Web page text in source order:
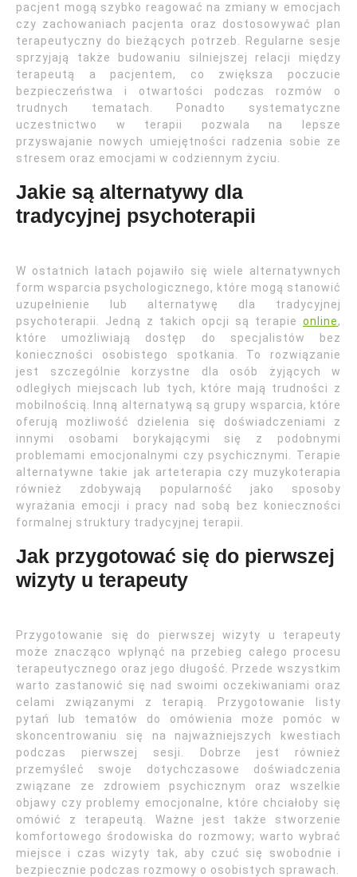
pacjent mogą szybko reagować na zmiany w emocjach
czy zachowaniach pacjenta oraz dostosowywać plan
terapeutyczny do bieżących potrzeb. Regularne sesje
sprzyjają także budowaniu silniejszej relacji między
terapeutą a pacjentem, co zwiększa poczucie
bezpieczeństwa i otwartości podczas rozmów o
trudnych tematach. Ponadto systematyczne
uczestnictwo w terapii pozwala na lepsze
przyswajanie nowych umiejętności radzenia sobie ze
stresem oraz emocjami w codziennym życiu.
Jakie są alternatywy dla
tradycyjnej psychoterapii
W ostatnich latach pojawiło się wiele alternatywnych
form wsparcia psychologicznego, które mogą stanowić
uzupełnienie lub alternatywę dla tradycyjnej
psychoterapii. Jedną z takich opcji są terapie online,
które umożliwiają dostęp do specjalistów bez
konieczności osobistego spotkania. To rozwiązanie
jest szczególnie korzystne dla osób żyjących w
odległych miejscach lub tych, które mają trudności z
mobilnością. Inną alternatywą są grupy wsparcia, które
oferują możliwość dzielenia się doświadczeniami z
innymi osobami borykającymi się z podobnymi
problemami emocjonalnymi czy psychicznymi. Terapie
alternatywne takie jak arteterapia czy muzykoterapia
również zdobywają popularność jako sposoby
wyrażania emocji i pracy nad sobą bez konieczności
formalnej struktury tradycyjnej terapii.
Jak przygotować się do pierwszej
wizyty u terapeuty
Przygotowanie się do pierwszej wizyty u terapeuty
może znacząco wpłynąć na przebieg całego procesu
terapeutycznego oraz jego długość. Przede wszystkim
warto zastanowić się nad swoimi oczekiwaniami oraz
celami związanymi z terapią. Przygotowanie listy
pytań lub tematów do omówienia może pomóc w
skoncentrowaniu się na najważniejszych kwestiach
podczas pierwszej sesji. Dobrze jest również
przemyśleć swoje dotychczasowe doświadczenia
związane ze zdrowiem psychicznym oraz wszelkie
objawy czy problemy emocjonalne, które chciałoby się
omówić z terapeutą. Ważne jest także stworzenie
komfortowego środowiska do rozmowy; warto wybrać
miejsce i czas wizyty tak, aby czuć się swobodnie i
bezpiecznie podczas rozmowy o osobistych sprawach.